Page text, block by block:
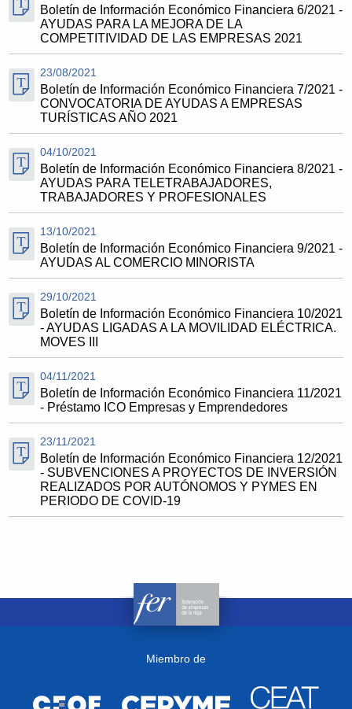
Boletín de Información Económico Financiera 6/2021 -
AYUDAS PARA LA MEJORA DE LA
COMPETITIVIDAD DE LAS EMPRESAS 2021
23/08/2021
Boletín de Información Económico Financiera 7/2021 -
CONVOCATORIA DE AYUDAS A EMPRESAS
TURÍSTICAS AÑO 2021
04/10/2021
Boletín de Información Económico Financiera 8/2021 -
AYUDAS PARA TELETRABAJADORES,
TRABAJADORES Y PROFESIONALES
13/10/2021
Boletín de Información Económico Financiera 9/2021 -
AYUDAS AL COMERCIO MINORISTA
29/10/2021
Boletín de Información Económico Financiera 10/2021
- AYUDAS LIGADAS A LA MOVILIDAD ELÉCTRICA.
MOVES III
04/11/2021
Boletín de Información Económico Financiera 11/2021
- Préstamo ICO Empresas y Emprendedores
23/11/2021
Boletín de Información Económico Financiera 12/2021
- SUBVENCIONES A PROYECTOS DE INVERSIÓN
REALIZADOS POR AUTÓNOMOS Y PYMES EN
PERIODO DE COVID-19
Miembro de